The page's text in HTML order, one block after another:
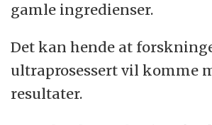
gamle ingredienser.
Det kan hende at
ultraprosessert vil komme
resultater.